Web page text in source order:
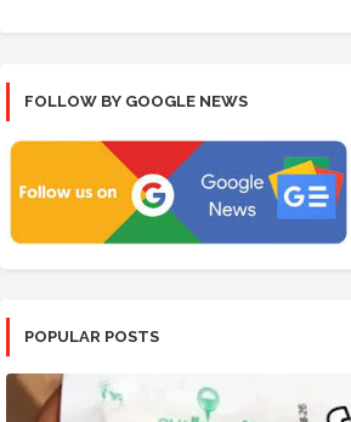
FOLLOW BY GOOGLE NEWS
POPULAR POSTS